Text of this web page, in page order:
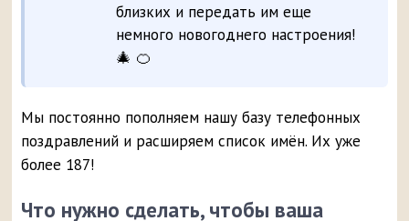
близких и передать им еще
немного новогоднего настроения!
🎄 🍊
Мы постоянно пополняем нашу базу телефонных
поздравлений и расширяем список имён. Их уже
более 187!
Что нужно сделать, чтобы ваша